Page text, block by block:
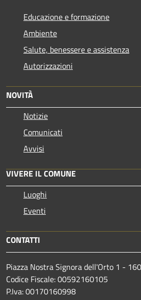
Educazione e formazione
Ambiente
Salute, benessere e assistenza
Autorizzazioni
NOVITÀ
Notizie
Comunicati
Avvisi
VIVERE IL COMUNE
Luoghi
Eventi
CONTATTI
Piazza Nostra Signora dell'Orto 1 -
Codice Fiscale: 00592160105
P.Iva: 00170160998